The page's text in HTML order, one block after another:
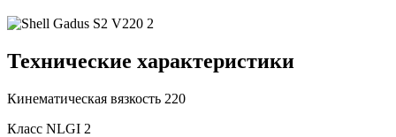
Технические характеристики
Кинематическая вязкость 220
Класс NLGI 2